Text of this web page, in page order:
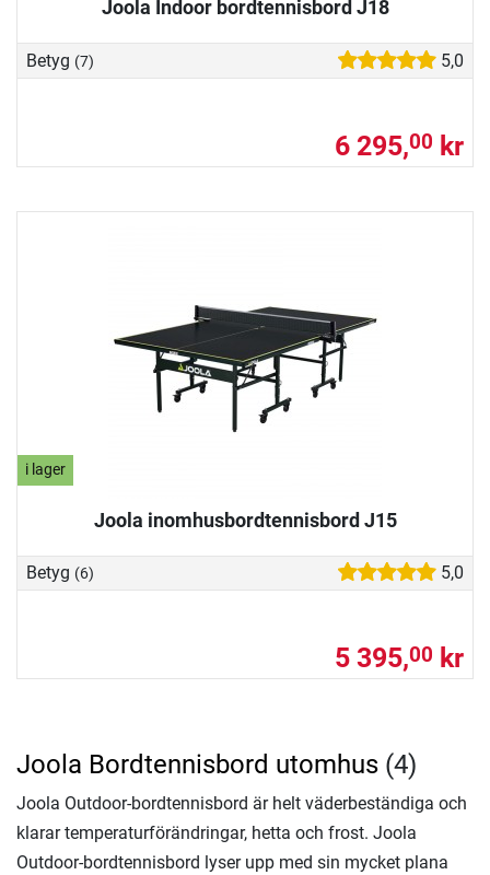
Joola Indoor bordtennisbord J18
Betyg (7) 5,0
6 295,00 kr
i lager
Joola inomhusbordtennisbord J15
Betyg (6) 5,0
5 395,00 kr
Joola Bordtennisbord utomhus (4)
Joola Outdoor-bordtennisbord är helt väderbeständiga och
klarar temperaturförändringar, hetta och frost. Joola
Outdoor-bordtennisbord lyser upp med sin mycket plana